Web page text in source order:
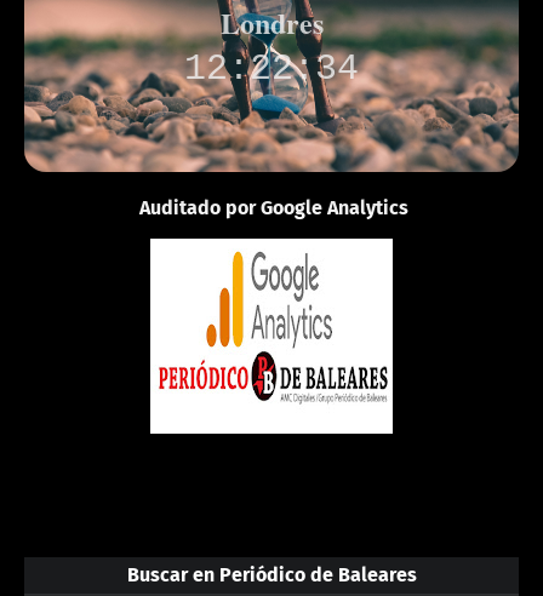
Londres
12:22:34
Auditado por Google Analytics
Buscar en Periódico de Baleares